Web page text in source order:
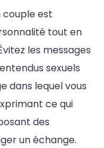
couple est
tout en
les messages
sexuels
dans lequel vous
ce qui
des
un échange.